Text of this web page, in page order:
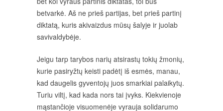
betvarkė. Aš ne prieš partijas, bet prieš partinį
diktatą, kuris akivaizdus mūsų šalyje ir juolab
savivaldybėje.
Jeigu tarp tarybos narių atsirastų tokių žmonių,
kurie pasiryžtų keisti padėtį iš esmės, manau,
kad daugelis gyventojų juos smarkiai palaikytų.
Turiu viltį, kad kada nors tai įvyks. Kiekvienoje
mąstančioje visuomenėje vyrauja solidarumo